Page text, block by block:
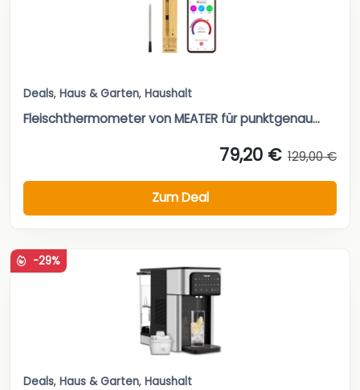
Deals, Haus & Garten, Haushalt
Fleischthermometer von MEATER für punktgenau...
79,20 € 129,00 €
Zum Deal
-29%
Deals, Haus & Garten, Haushalt